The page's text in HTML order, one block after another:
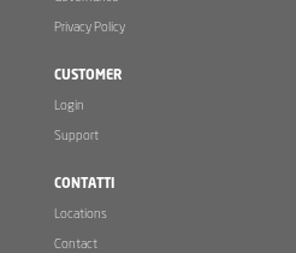
Privacy Policy
CUSTOMER
Login
Support
CONTATTI
Locations
Contact